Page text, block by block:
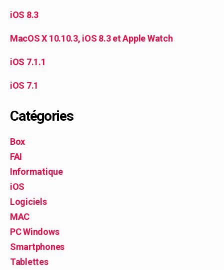
iOS 8.3
MacOS X 10.10.3, iOS 8.3 et Apple Watch
iOS 7.1.1
iOS 7.1
Catégories
Box
FAI
Informatique
iOS
Logiciels
MAC
PC Windows
Smartphones
Tablettes